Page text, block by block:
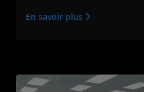
En savoir plus